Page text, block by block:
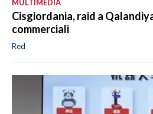
MULTIMEDIA
Cisgiordania, raid a
commerciali
Red